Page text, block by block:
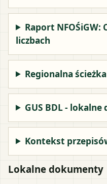
Raport NFOŚiGW:
liczbach
Regionalna
GUS BDL -
Kontekst
Lokalne dokumenty